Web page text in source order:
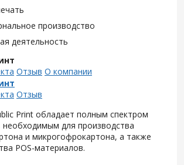
производство
деятельность
Отзыв О компании
Отзыв
Print обладает полным спектром
для производства
и микрогофрокартона, а также
POS-материалов.